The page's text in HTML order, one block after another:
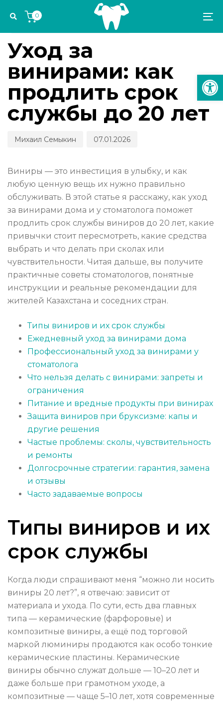
links
navigation
Skip
content
0
IN:
ИМПЛАНТОЛОГИЯ И ОРТОПЕДИЯ
Уход за
винирами: как
продлить срок
службы до 20 лет
Михаил Семыкин
on:
07.01.2026
Виниры — это инвестиция в улыбку, и как
любую ценную вещь их нужно правильно
обслуживать. В этой статье я расскажу, как уход
за винирами дома и у стоматолога поможет
продлить срок службы виниров до 20 лет, какие
привычки стоит пересмотреть, какие средства
выбрать и что делать при сколах или
чувствительности. Читая дальше, вы получите
практичные советы стоматологов, понятные
инструкции и реальные рекомендации для
жителей Казахстана и соседних стран.
Типы виниров и их срок службы
Ежедневный уход за винирами дома
Профессиональный уход за винирами у
стоматолога
Что нельзя делать с винирами: запреты и
ограничения
Питание и вредные продукты при винирах
Защита виниров при бруксизме: капы и
другие решения
Частые проблемы: сколы, чувствительность
и ремонты
Долгосрочные стратегии: гарантия, замена
и отзывы
Часто задаваемые вопросы
Типы виниров и их
срок службы
Когда люди спрашивают меня “можно ли носить
виниры 20 лет?”, я отвечаю: зависит от
материала и ухода. По сути, есть два главных
типа — керамические (фарфоровые) и
композитные виниры, а ещё под торговой
маркой люминиры продаются как особо тонкие
керамические пластины. Керамические
виниры обычно служат дольше — 10–20 лет и
даже больше при грамотном уходе, а
композитные — чаще 5–10 лет, хотя современные